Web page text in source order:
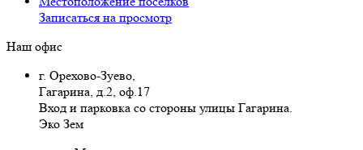
Записаться на просмотр
Наш офис
г. Орехово-Зуево
Гагарина, д.2, оф.17
Вход и парковка со стороны улицы Гагарина.
Эко Зем